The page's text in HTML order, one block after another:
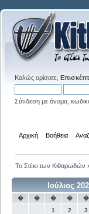
Καλώς ορίσατε,
Σύνδεση με όνομα,
Αρχική Βοήθεια
Το Στέκι των Κιθαρωδών
Ιούλιος
� � � � �
1
2 3